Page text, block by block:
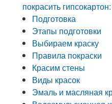
покрасить
Подготовка
Этапы подготовки
Выбираем краску
Правила покраски
Красим стены
Виды красок
Эмаль и масляная